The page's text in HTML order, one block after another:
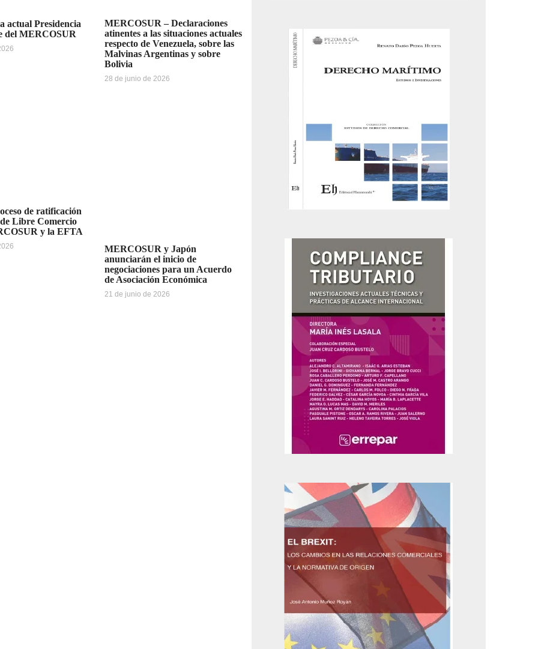
actual Presidencia
del MERCOSUR
MERCOSUR – Declaraciones
atinentes a las situaciones actuales
respecto de Venezuela, sobre las
Malvinas Argentinas y sobre
Bolivia
28 de junio de 2026
de ratificación
Libre Comercio
y la EFTA
MERCOSUR y Japón
anunciarán el inicio de
negociaciones para un Acuerdo
de Asociación Económica
21 de junio de 2026